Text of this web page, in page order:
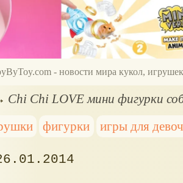
- новости мира кукол,
Chi Chi LOVE мини фигурки
фигурки игры для